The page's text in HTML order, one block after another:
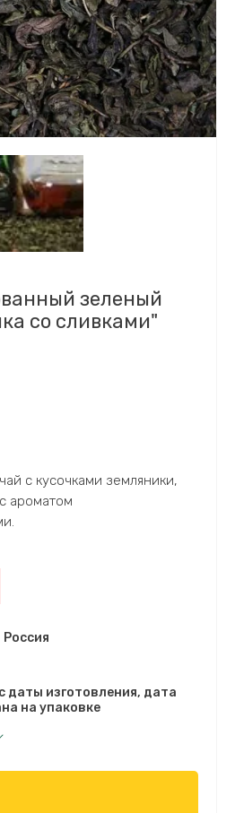
зеленый
со сливками"
с кусочками земляники,
ароматом
Россия
даты изготовления, дата
на упаковке